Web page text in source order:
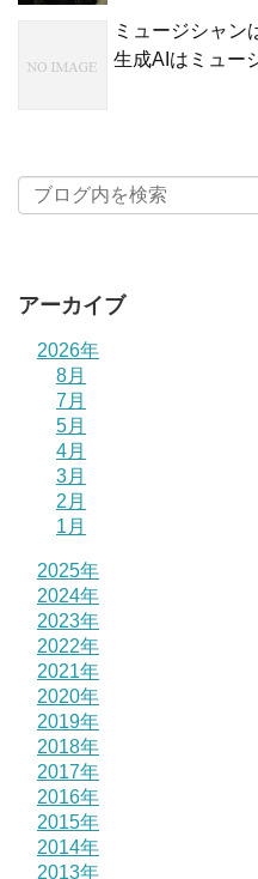
ミュージシャン
生成AIはミュー
アーカイブ
2026年
8月
7月
5月
4月
3月
2月
1月
2025年
2024年
2023年
2022年
2021年
2020年
2019年
2018年
2017年
2016年
2015年
2014年
2013年